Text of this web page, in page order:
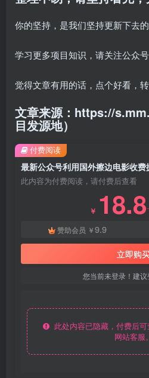
你的坚持，是我们坚持更新下去
学习更多项目知识，请关注公众
觉得文章有用的话，点个好看，
文章来源：https://
目发源地）
此内容为付费阅读，请付费后查看
￥ 18.8
赞助会员 ￥9.9
立即购
您当前未登录！建
此处内容已隐藏，付费后可
网站客服。
付费阅读